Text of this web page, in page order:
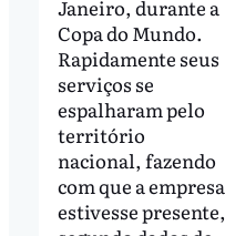
Janeiro, durante a
Copa do Mundo.
Rapidamente seus
serviços se
espalharam pelo
território
nacional, fazendo
com que a empresa
estivesse presente,